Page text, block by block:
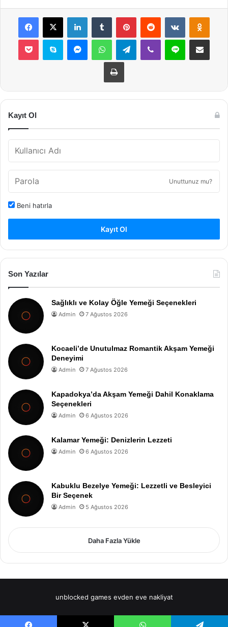
Facebook
X LinkedInTumblr PinterestReddit VKontakte
Pocket Skype MessengerWhatsAppTelegramViber Line E-Posta ile
Yazdır
Kayıt Ol
Unuttunuz mu?
Beni hatırla
Kayıt Ol
Son Yazılar
Sağlıklı ve Kolay Öğle Yemeği Seçenekleri
Admin 7 Ağustos 2026
Kocaeli’de Unutulmaz Romantik Akşam Yemeği
Deneyimi
Admin 7 Ağustos 2026
Kapadokya’da Akşam Yemeği Dahil Konaklama
Seçenekleri
Admin 6 Ağustos 2026
Kalamar Yemeği: Denizlerin Lezzeti
Admin 6 Ağustos 2026
Kabuklu Bezelye Yemeği: Lezzetli ve Besleyici
Bir Seçenek
Admin 5 Ağustos 2026
Daha Fazla Yükle
unblocked games evden eve nakliyat